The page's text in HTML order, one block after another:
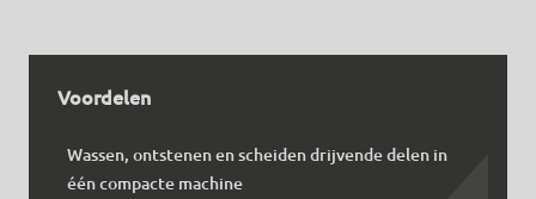
Voordelen
Wassen, ontstenen en scheiden drijvende delen in
één compacte machine